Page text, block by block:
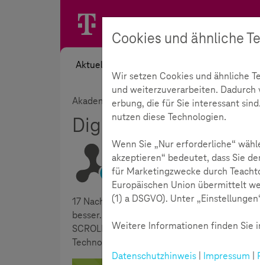
Aktuelles
Akademie SCROLLER EDU+ Digital.
Digital. Nachhaltig.
Lesezeit:4Minuten
17 Nachhaltigkeitsziele haben die
besser. Dazu gehört auch, bei der Nutzung
SCROLLER EDU+ erhalten Sie einen
Technologien nachhaltig einzusetzen.
Cookies und ähnliche
Wir setzen Cookies und ähnliche
und weiterzuverarbeiten. Dadurch
erbung, die für Sie interessant
nutzen diese Technologien.
Wenn Sie „Nur erforderliche“
akzeptieren“ bedeutet, dass Sie
für Marketingzwecke durch
Europäischen Union übermittelt
(1) a DSGVO). Unter
Weitere Informationen finden Sie
Datenschutzhinweis Impressum